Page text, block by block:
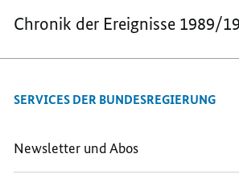
Chronik der Ereignisse 1989/
SERVICES DER BUNDESREGIERUNG
Newsletter und Abos